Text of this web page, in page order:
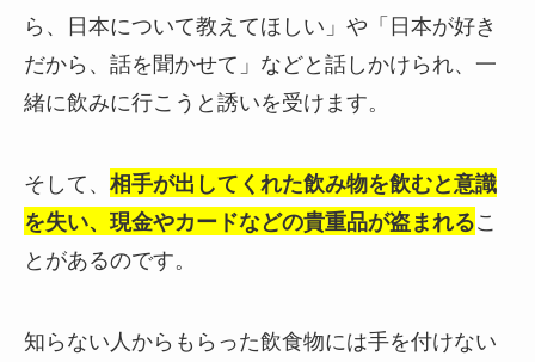
ら、日本について教えてほしい」や「日本が好き
だから、話を聞かせて」などと話しかけられ、一
緒に飲みに行こうと誘いを受けます。
そして、 相手が出してくれた飲み物を飲むと意識
を失い、現金やカードなどの貴重品が盗まれるこ
とがあるのです。
知らない人からもらった飲食物には手を付けない